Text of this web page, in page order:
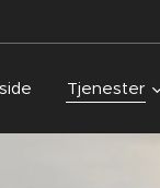
Tjenester